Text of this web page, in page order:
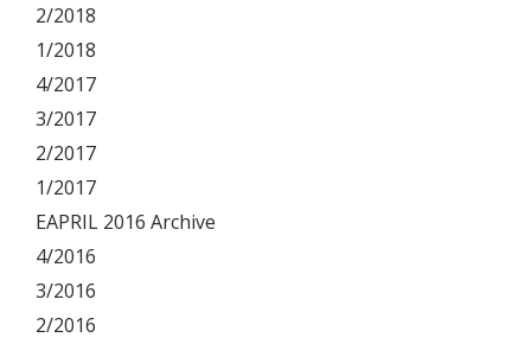
2/2018
1/2018
4/2017
3/2017
2/2017
1/2017
EAPRIL 2016 Archive
4/2016
3/2016
2/2016